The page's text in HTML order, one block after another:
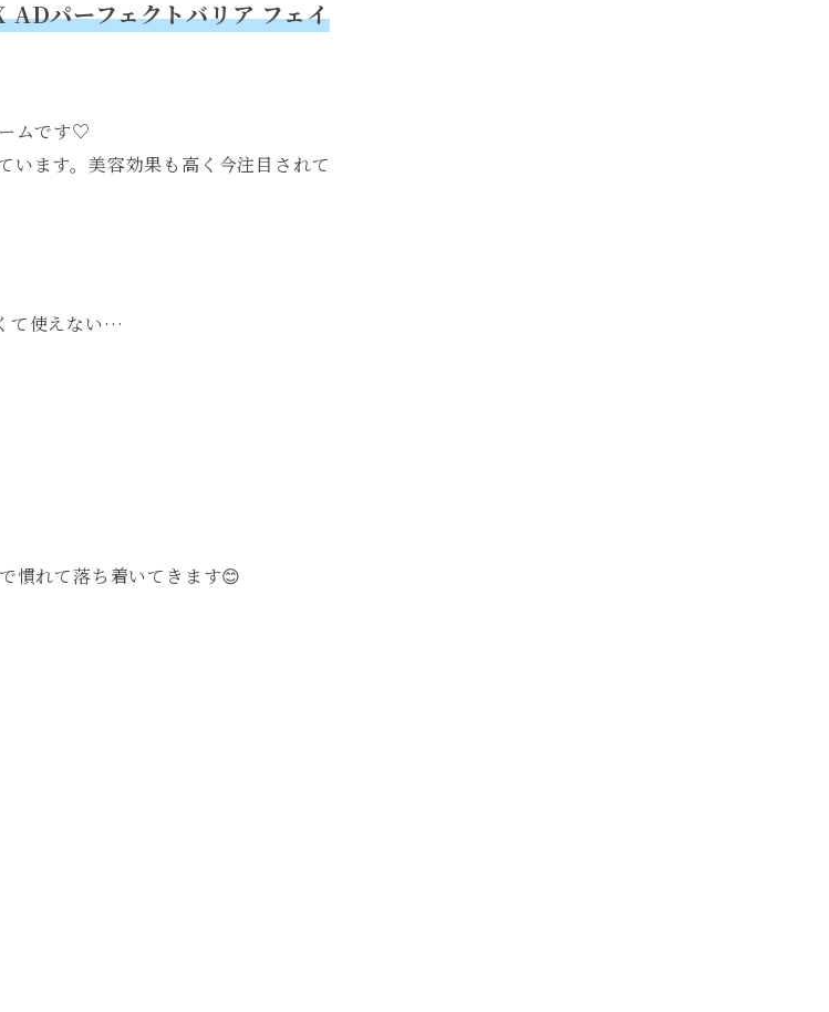
ADパーフェクトバリア フェイ
ムです♡
います。美容効果も高く今注目されて
て使えない…
慣れて落ち着いてきます😊